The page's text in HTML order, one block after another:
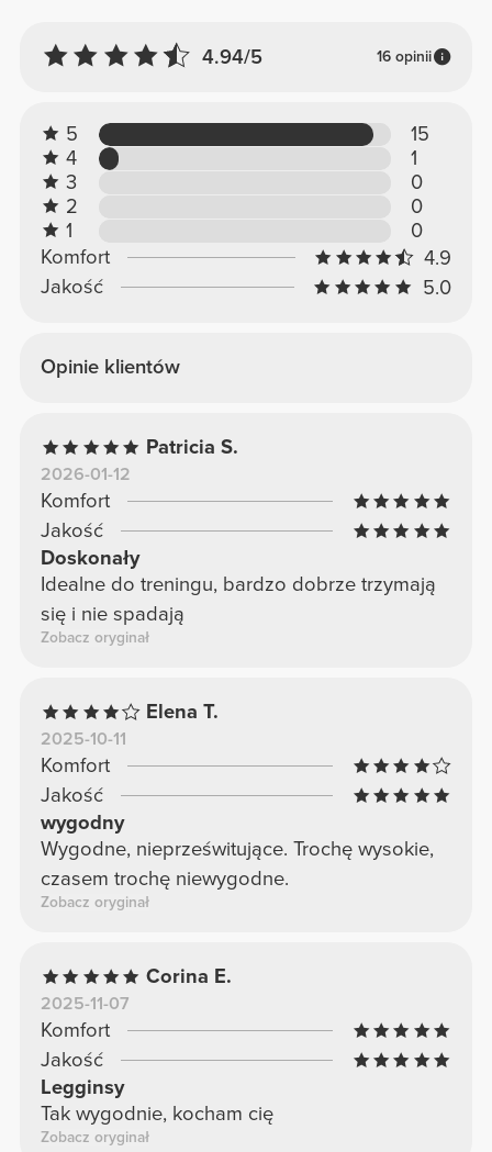
4.94/5 16 opinii
5
15
4
1
3
0
2
0
1
0
Komfort
4.9
Jakość
5.0
Opinie klientów
Patricia S.
2026-01-12
Komfort
Jakość
Doskonały
Idealne do treningu, bardzo dobrze trzymają
się i nie spadają
Zobacz oryginał
Elena T.
2025-10-11
Komfort
Jakość
wygodny
Wygodne, nieprześwitujące. Trochę wysokie,
czasem trochę niewygodne.
Zobacz oryginał
Corina E.
2025-11-07
Komfort
Jakość
Legginsy
Tak wygodnie, kocham cię
Zobacz oryginał